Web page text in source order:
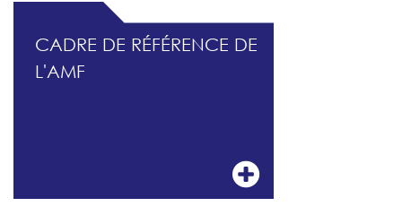
CADRE DE RÉFÉRENCE DE
L'AMF